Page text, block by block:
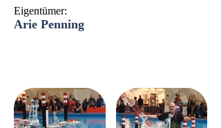
Eigentümer:
Arie Penning